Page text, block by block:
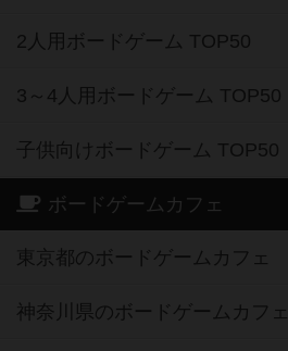
2人用ボードゲーム TOP50
3～4人用ボードゲーム TOP50
子供向けボードゲーム TOP50
ボードゲームカフェ
東京都のボードゲームカフェ
神奈川県のボードゲームカフェ